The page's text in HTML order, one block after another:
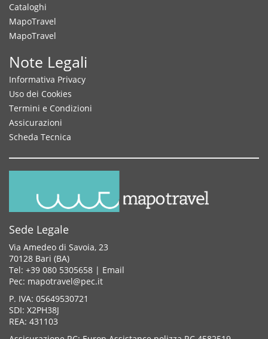
Cataloghi
MapoTravel
MapoTravel
Note Legali
Informativa Privacy
Uso dei Cookies
Termini e Condizioni
Assicurazioni
Scheda Tecnica
Sede Legale
Via Amedeo di Savoia, 23
70128 Bari (BA)
Tel: +39 080 5305658 | Email
Pec: mapotravel@pec.it
P. IVA: 05649530721
SDI: X2PH38J
REA: 431103